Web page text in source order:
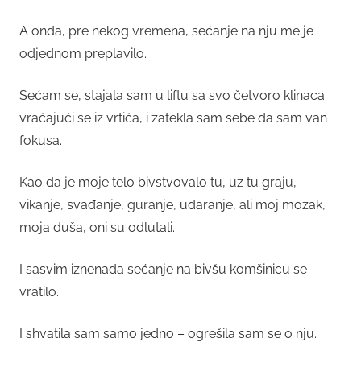
A onda, pre nekog vremena, sećanje na nju me je
odjednom preplavilo.
Sećam se, stajala sam u liftu sa svo četvoro klinaca
vraćajući se iz vrtića, i zatekla sam sebe da sam van
fokusa.
Kao da je moje telo bivstvovalo tu, uz tu graju,
vikanje, svađanje, guranje, udaranje, ali moj mozak,
moja duša, oni su odlutali.
I sasvim iznenada sećanje na bivšu komšinicu se
vratilo.
I shvatila sam samo jedno – ogrešila sam se o nju.